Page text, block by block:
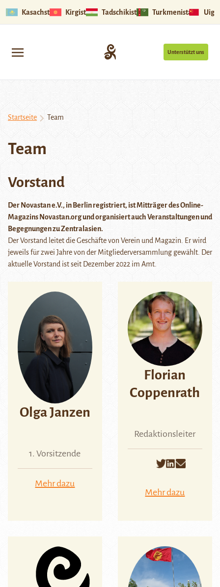
Kasachstan Kirgistan Tadschikistan Turkmenistan
Unterstützt uns
Startseite Team
Team
Vorstand
Der Novastan e.V., in Berlin registriert, ist Mitträger des Online-
Magazins Novastan.org und organisiert auch Veranstaltungen und
Begegnungen zu Zentralasien.
Der Vorstand leitet die Geschäfte von Verein und Magazin. Er wird
jeweils für zwei Jahre von der Mitgliederversammlung gewählt. Der
aktuelle Vorstand ist seit Dezember 2022 im Amt.
Olga Janzen
1. Vorsitzende
Mehr dazu
Florian
Coppenrath
Redaktionsleiter
Mehr dazu